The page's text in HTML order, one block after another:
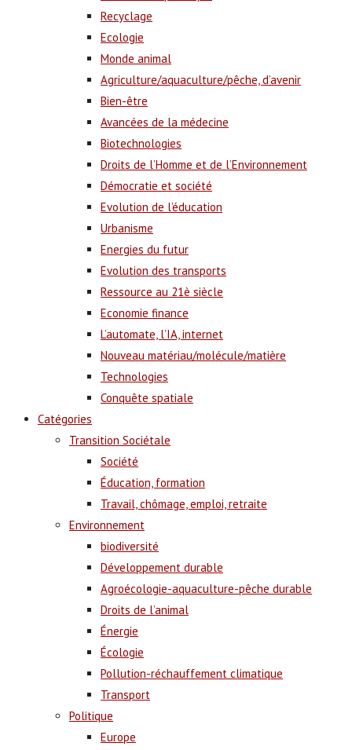
Recyclage
Ecologie
Monde animal
Agriculture/aquaculture/pêche, d’avenir
Bien-être
Avancées de la médecine
Biotechnologies
Droits de l’Homme et de l’Environnement
Démocratie et société
Evolution de l’éducation
Urbanisme
Energies du futur
Evolution des transports
Ressource au 21è siècle
Economie finance
L’automate, l’IA, internet
Nouveau matériau/molécule/matière
Technologies
Conquête spatiale
Catégories
Transition Sociétale
Société
Éducation, formation
Travail, chômage, emploi, retraite
Environnement
biodiversité
Développement durable
Agroécologie-aquaculture-pêche durable
Droits de l’animal
Énergie
Écologie
Pollution-réchauffement climatique
Transport
Politique
Europe